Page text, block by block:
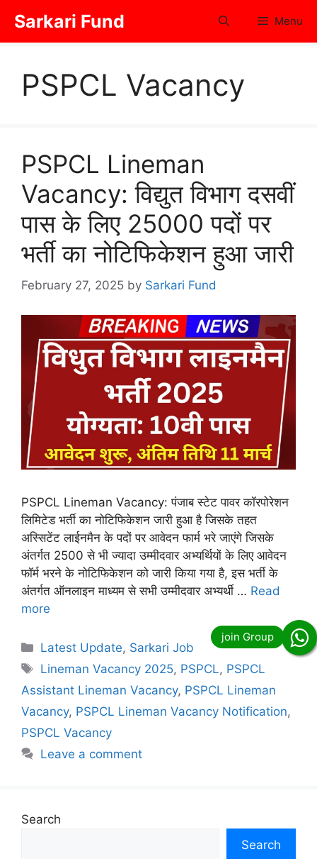
content
Sarkari Fund Menu
PSPCL Vacancy
PSPCL Lineman
Vacancy: विद्युत विभाग दसवीं
पास के लिए 25000 पदों पर
भर्ती का नोटिफिकेशन हुआ जारी
February 27, 2025 by Sarkari Fund
PSPCL Lineman Vacancy: पंजाब स्टेट पावर कॉरपोरेशन
लिमिटेड भर्ती का नोटिफिकेशन जारी हुआ है जिसके तहत
अस्सिटेंट लाईनमैन के पदों पर आवेदन फार्म भरे जाएंगे जिसके
अंतर्गत 2500 से भी ज्यादा उम्मीदवार अभ्यर्थियों के लिए आवेदन
फॉर्म भरने के नोटिफिकेशन को जारी किया गया है, इस भर्ती के
अंतर्गत ऑनलाइन माध्यम से सभी उम्मीदवार अभ्यर्थी … Read
more
Categories
Latest Update, Sarkari Job
Tags
Lineman Vacancy 2025, PSPCL, PSPCL
Assistant Lineman Vacancy, PSPCL Lineman
Vacancy, PSPCL Lineman Vacancy Notification,
PSPCL Vacancy
Leave a comment
Search
Search